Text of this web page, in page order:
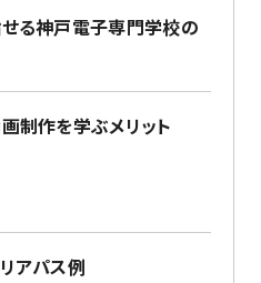
る神戸電子専門学校の
制作を学ぶメリット
アパス例